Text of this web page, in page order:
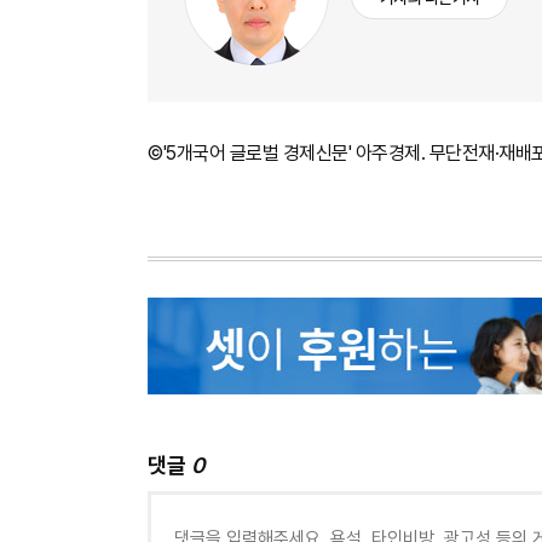
©'5개국어 글로벌 경제신문' 아주경제. 무단전재·재배
댓글 0